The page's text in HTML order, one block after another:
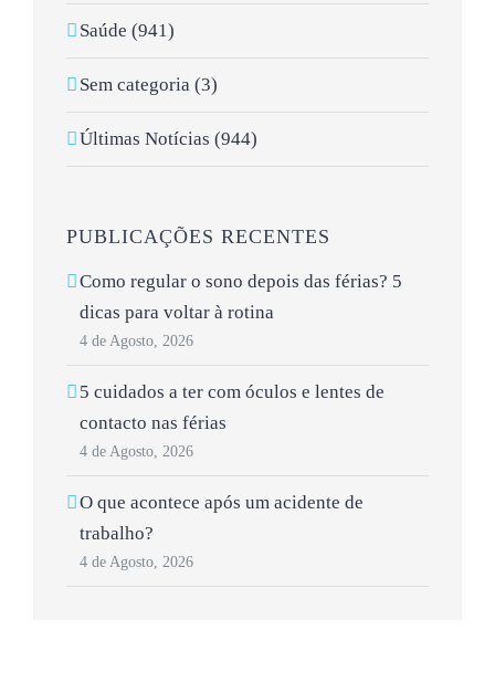
Saúde (941)
Sem categoria (3)
Últimas Notícias (944)
PUBLICAÇÕES RECENTES
Como regular o sono depois das férias? 5
dicas para voltar à rotina
4 de Agosto, 2026
5 cuidados a ter com óculos e lentes de
contacto nas férias
4 de Agosto, 2026
O que acontece após um acidente de
trabalho?
4 de Agosto, 2026